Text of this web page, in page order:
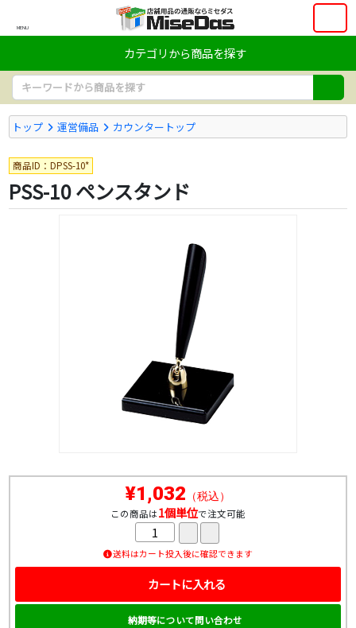
MENU
カテゴリから商品を探す
トップ 運営備品 カウンタートップ
商品ID：DPSS-10*
PSS-10 ペンスタンド
¥1,032 （税込）
この商品は1個単位で注文可能
送料はカート投入後に確認できます
カートに入れる
納期等について問い合わせ